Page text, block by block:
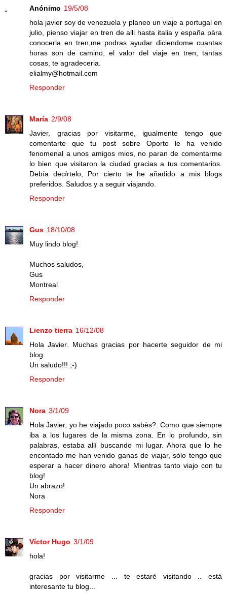
Anónimo 19/5/08
hola javier soy de venezuela y planeo un viaje a portugal en
julio, pienso viajar en tren de alli hasta italia y españa pàra
conocerla en tren,me podras ayudar diciendome cuantas
horas son de camino, el valor del viaje en tren, tantas
cosas, te agradeceria.
elialmy@hotmail.com
Responder
María 2/9/08
Javier, gracias por visitarme, igualmente tengo que
comentarte que tu post sobre Oporto le ha venido
fenomenal a unos amigos mios, no paran de comentarme
lo bien que visitaron la ciudad gracias a tus comentarios.
Debía decírtelo, Por cierto te he añadido a mis blogs
preferidos. Saludos y a seguir viajando.
Responder
Gus 18/10/08
Muy lindo blog!
Muchos saludos,
Gus
Montreal
Responder
Lienzo tierra 16/12/08
Hola Javier. Muchas gracias por hacerte seguidor de mi
blog.
Un saludo!!! ;-)
Responder
Nora 3/1/09
Hola Javier, yo he viajado poco sabès?. Como que siempre
iba a los lugares de la misma zona. En lo profundo, sin
palabras, estaba allí buscando mi lugar. Ahora que lo he
encontado me han venido ganas de viajar, sólo tengo que
esperar a hacer dinero ahora! Mientras tanto viajo con tu
blog!
Un abrazo!
Nora
Responder
Víctor Hugo 3/1/09
hola!
gracias por visitarme ... te estaré visitando .. está
interesante tu blog...